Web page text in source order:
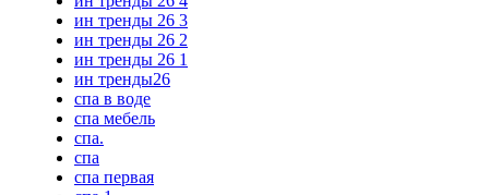
ин тренды 26 3
ин тренды 26 2
ин тренды 26 1
ин тренды26
спа в воде
спа мебель
спа.
спа
спа первая